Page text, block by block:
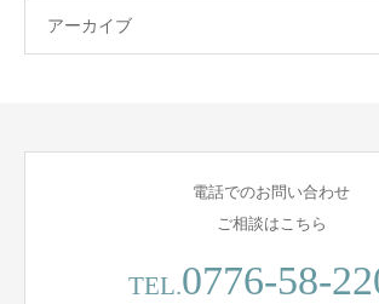
アーカイブ
電話でのお問い合わせ
ご相談はこちら
TEL.0776-58-